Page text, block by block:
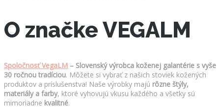
O značke VEGALM
Spoločnosť VegaLM – Slovenský výrobca koženej galantérie s vyše
30 ročnou tradíciou. Môžete si vybrať z našich stoviek kožených
produktov a príslušenstva! Naše výrobky majú rôzne štýly,
materiály a farby, ktoré vyhovujú vkusu každého a všetky sú
mimoriadne kvalitné.